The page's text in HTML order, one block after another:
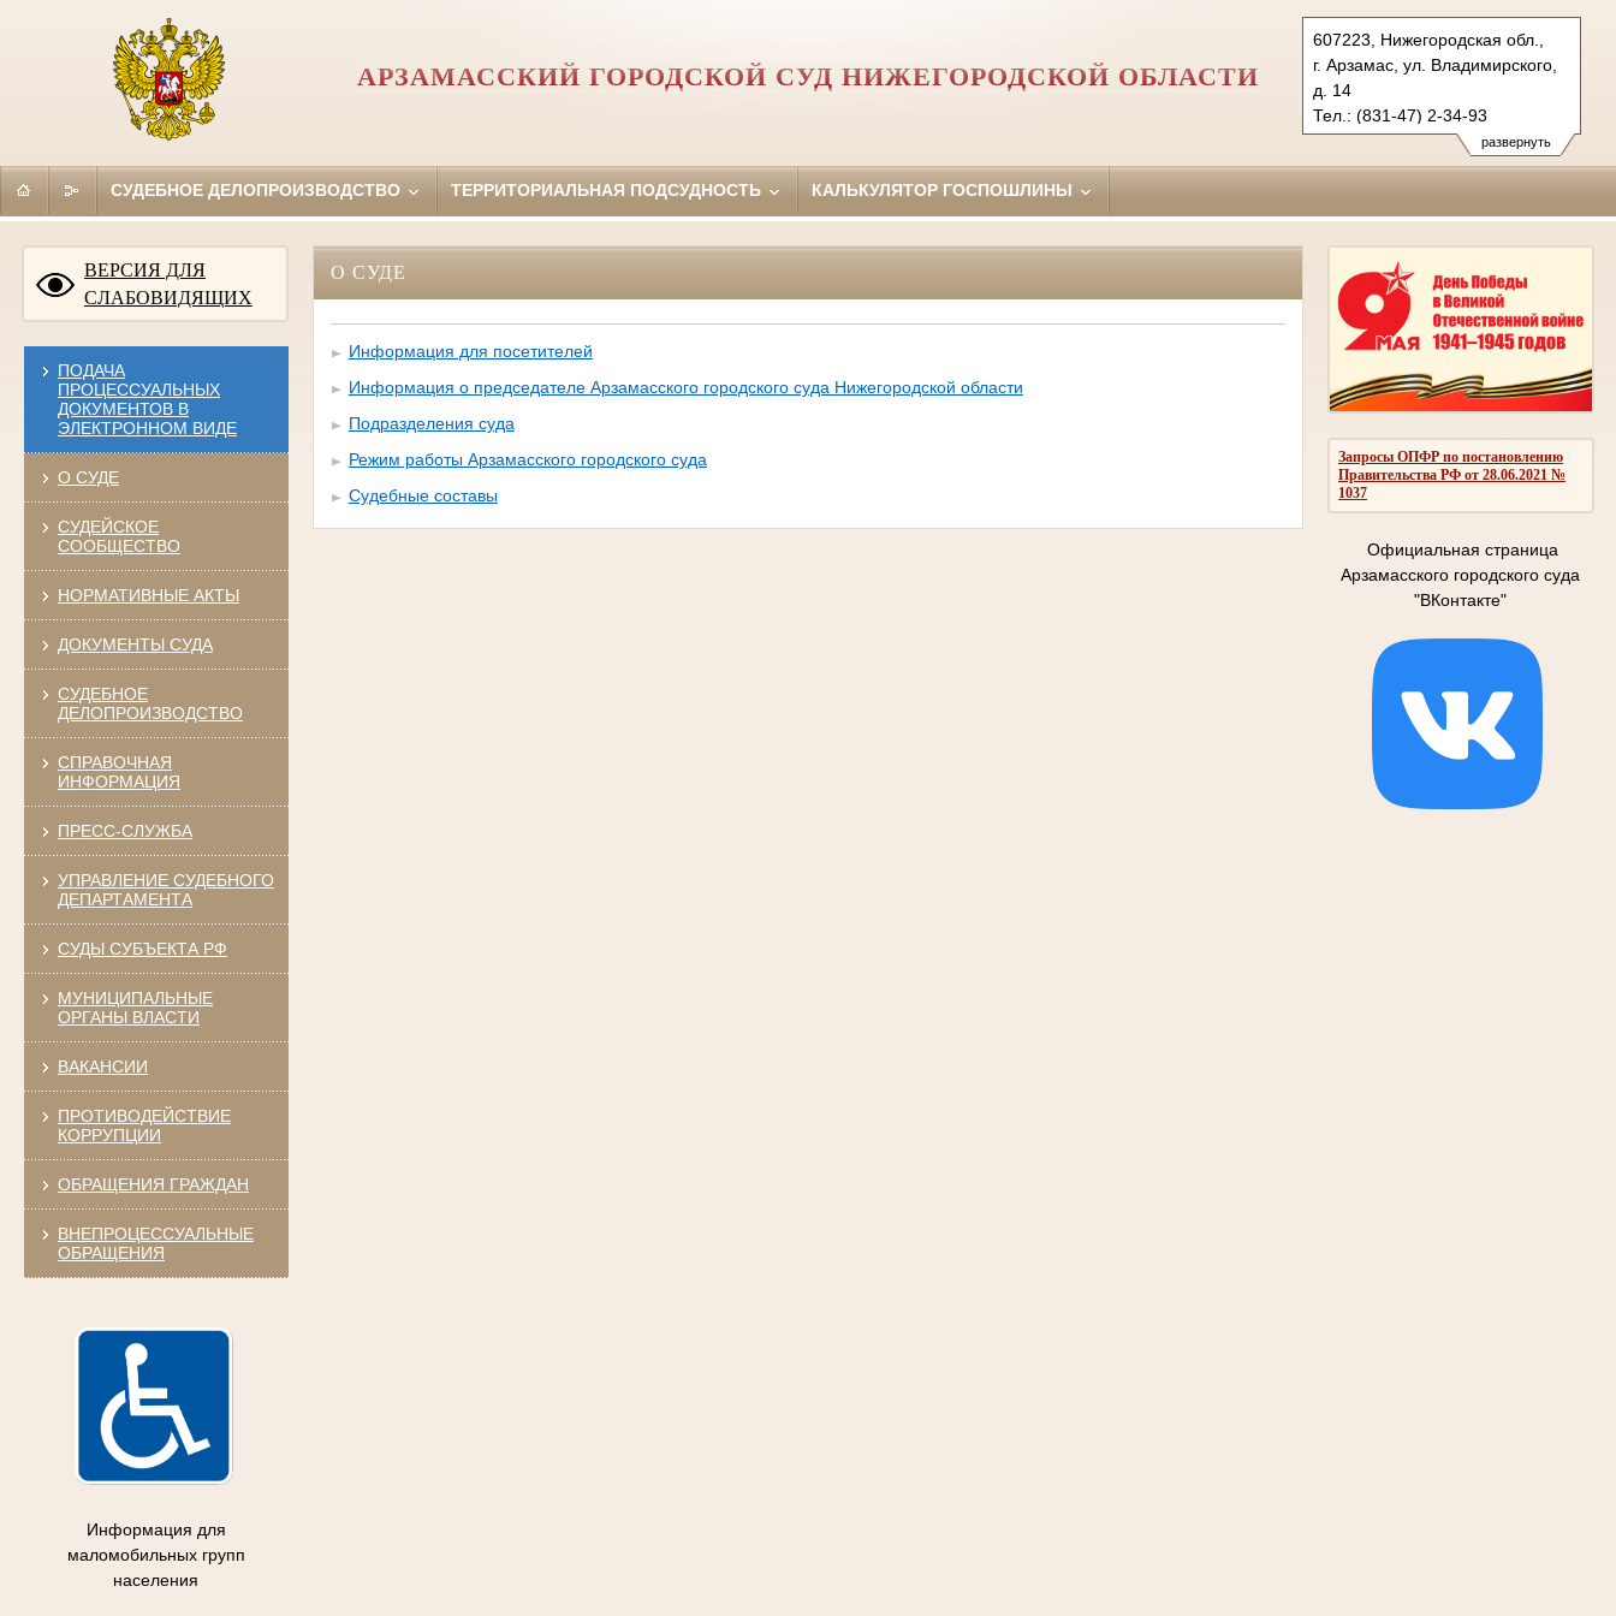
развернуть
607223, Нижегородская обл.,
г. Арзамас, ул. Владимирского,
д. 14
Тел.: (831-47) 2-34-93
arzamassky.nnov@sudrf.ru
АРЗАМАССКИЙ ГОРОДСКОЙ СУД НИЖЕГОРОДСКОЙ ОБЛАСТИ
СУДЕБНОЕ ДЕЛОПРОИЗВОДСТВО ТЕРРИТОРИАЛЬНАЯ ПОДСУДНОСТЬ КАЛЬКУЛЯТОР ГОСПОШЛИНЫ
ВЕРСИЯ ДЛЯ
СЛАБОВИДЯЩИХ
ПОДАЧА
ПРОЦЕССУАЛЬНЫХ
ДОКУМЕНТОВ В
ЭЛЕКТРОННОМ ВИДЕ
О СУДЕ
СУДЕЙСКОЕ
СООБЩЕСТВО
НОРМАТИВНЫЕ АКТЫ
ДОКУМЕНТЫ СУДА
СУДЕБНОЕ
ДЕЛОПРОИЗВОДСТВО
СПРАВОЧНАЯ
ИНФОРМАЦИЯ
ПРЕСС-СЛУЖБА
УПРАВЛЕНИЕ СУДЕБНОГО
ДЕПАРТАМЕНТА
СУДЫ СУБЪЕКТА РФ
МУНИЦИПАЛЬНЫЕ
ОРГАНЫ ВЛАСТИ
ВАКАНСИИ
ПРОТИВОДЕЙСТВИЕ
КОРРУПЦИИ
ОБРАЩЕНИЯ ГРАЖДАН
ВНЕПРОЦЕССУАЛЬНЫЕ
ОБРАЩЕНИЯ
Информация для
маломобильных групп
населения
Запросы ОПФР по постановлению
Правительства РФ от 28.06.2021 №
1037
Официальная страница
Арзамасского городского суда
"ВКонтакте"
О СУДЕ
Информация для посетителей
Информация о председателе Арзамасского городского суда Нижегородской области
Подразделения суда
Режим работы Арзамасского городского суда
Судебные составы